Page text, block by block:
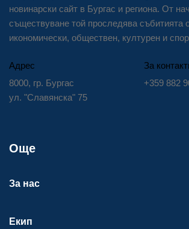
новинарски сайт в Бургас и региона. От
съществуване той проследява събитията
икономически, обществен, културен и
Адрес
8000, гр. Бургас
ул. "Славянска" 75
За
+359 882
Още
За нас
Екип